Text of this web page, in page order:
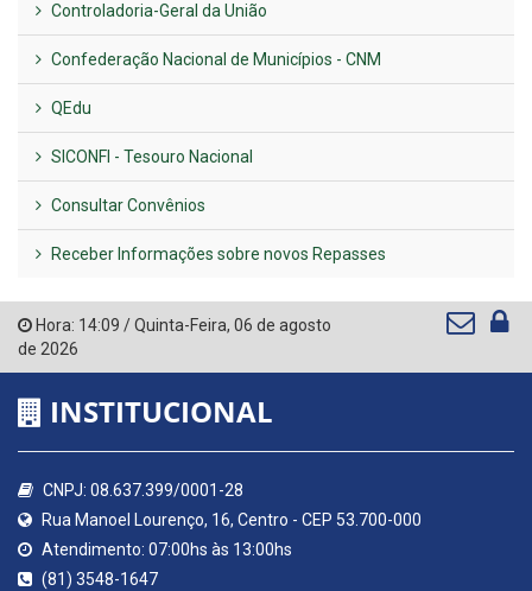
Controladoria-Geral da União
Confederação Nacional de Municípios - CNM
QEdu
SICONFI - Tesouro Nacional
Consultar Convênios
Receber Informações sobre novos Repasses
Hora: 14:09 /Quinta-Feira, 06 de agosto
de 2026
INSTITUCIONAL
CNPJ: 08.637.399/0001-28
Rua Manoel Lourenço, 16, Centro - CEP 53.700-000
Atendimento: 07:00hs às 13:00hs
(81) 3548-1647